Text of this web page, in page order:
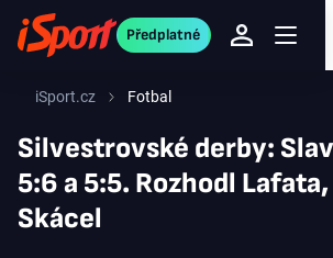
Předplatné
iSport.cz Fotbal
Silvestrovské derby:
5:6 a 5:5. Rozhodl
Skácel